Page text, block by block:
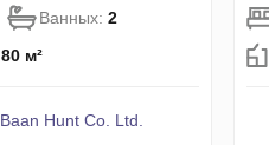
Ванных: 2
80 м²
Baan Hunt Co. Ltd.